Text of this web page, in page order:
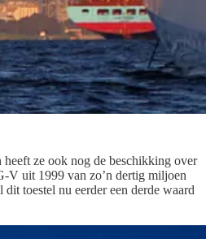
heeft ze ook nog de beschikking over
V uit 1999 van zo’n dertig miljoen
toestel nu eerder een derde waard